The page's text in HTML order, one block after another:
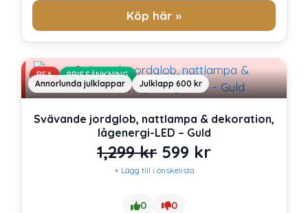
Köp här »
REA
PRISSÄNKNING
Annorlunda julklappar
Julklapp 600 kr
Svävande jordglob, nattlampa & dekoration,
lågenergi-LED – Guld
1,299kr Det
ursprungliga
priset
599 krDet
+ Lägg till i önskelista
0 0